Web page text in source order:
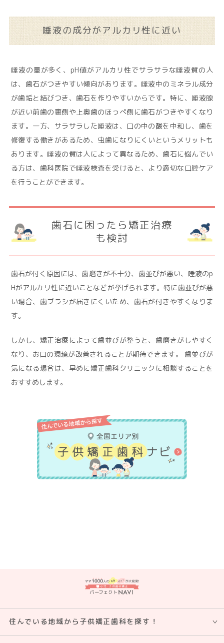
唾液の成分がアルカリ性に近い
唾液の量が多く、pH値がアルカリ性でサラサラな唾液質の人
は、歯石がつきやすい傾向があります。唾液中のミネラル成分
が歯垢と結びつき、歯石を作りやすいからです。特に、唾液腺
が近い前歯の裏側や上奥歯のほっぺ側に歯石がつきやすくなり
ます。一方、サラサラした唾液は、口の中の酸を中和し、歯を
修復する働きがあるため、虫歯になりにくいというメリットも
あります。唾液の質は人によって異なるため、歯石に悩んでい
る方は、歯科医院で唾液検査を受けると、より適切な口腔ケア
を行うことができます。
歯石に困ったら矯正治療
も検討
歯石が付く原因には、歯磨きが不十分、歯並びが悪い、唾液のp
Hがアルカリ性に近いことなどが挙げられます。特に歯並びが悪
い場合、歯ブラシが届きにくいため、歯石が付きやすくなりま
す。
しかし、矯正治療によって歯並びが整うと、歯磨きがしやすく
なり、お口の環境が改善されることが期待できます。 歯並びが
気になる場合は、早めに矯正歯科クリニックに相談することを
おすすめします。
住んでいる地域から子供矯正⻭科を探す！